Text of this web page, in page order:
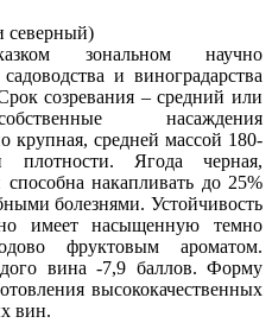
северный)
зональном научно
и виноградарства
созревания – средний или
насаждения
крупная, средней массой 180-
плотности. Ягода черная,
накапливать до 25%
болезнями. Устойчивость
имеет насыщенную темно
фруктовым ароматом.
вина -7,9 баллов. Форму
высококачественных
вин.